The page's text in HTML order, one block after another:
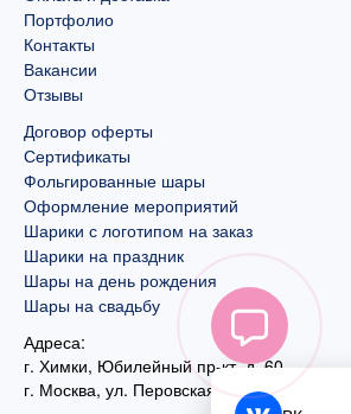
Портфолио
Контакты
Вакансии
Отзывы
Договор оферты
Сертификаты
Фольгированные шары
Оформление мероприятий
Шарики с логотипом на заказ
Шарики на праздник
Шары на день рождения
Шары на свадьбу
Адреса:
г. Химки, Юбилейный пр-кт, д. 60
г. Москва, ул. Перовская, д. 59